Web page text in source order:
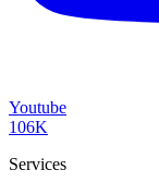
Youtube
106K
Services